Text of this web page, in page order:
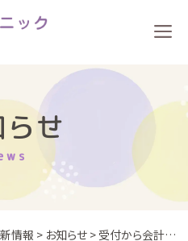
せ
情報 > お知らせ > 受付から会計までの流れ